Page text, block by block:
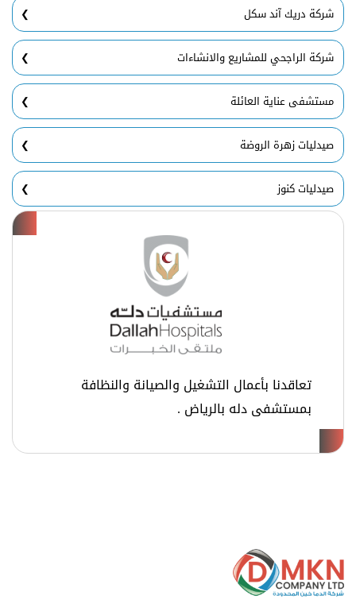
شركة دريك آند سكل
شركة الراجحي للمشاريع والانشاءات
مستشفى عناية العائلة
صيدليات زهرة الروضة
صيدليات كنوز
تعاقدنا بأعمال التشغيل والصيانة والنظافة
بمستشفى دله بالرياض .